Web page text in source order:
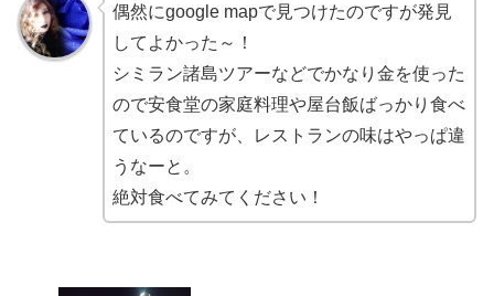
偶然にgoogle mapで見つけたのですが発見
してよかった～！
シミラン諸島ツアーなどでかなり金を使った
ので安食堂の家庭料理や屋台飯ばっかり食べ
ているのですが、レストランの味はやっぱ違
うなーと。
絶対食べてみてください！